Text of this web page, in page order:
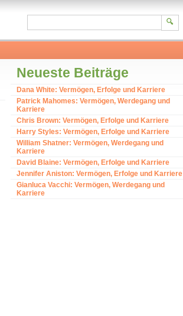
Neueste Beiträge
Dana White: Vermögen, Erfolge und Karriere
Patrick Mahomes: Vermögen, Werdegang und
Karriere
Chris Brown: Vermögen, Erfolge und Karriere
Harry Styles: Vermögen, Erfolge und Karriere
William Shatner: Vermögen, Werdegang und
Karriere
David Blaine: Vermögen, Erfolge und Karriere
Jennifer Aniston: Vermögen, Erfolge und Karriere
Gianluca Vacchi: Vermögen, Werdegang und
Karriere